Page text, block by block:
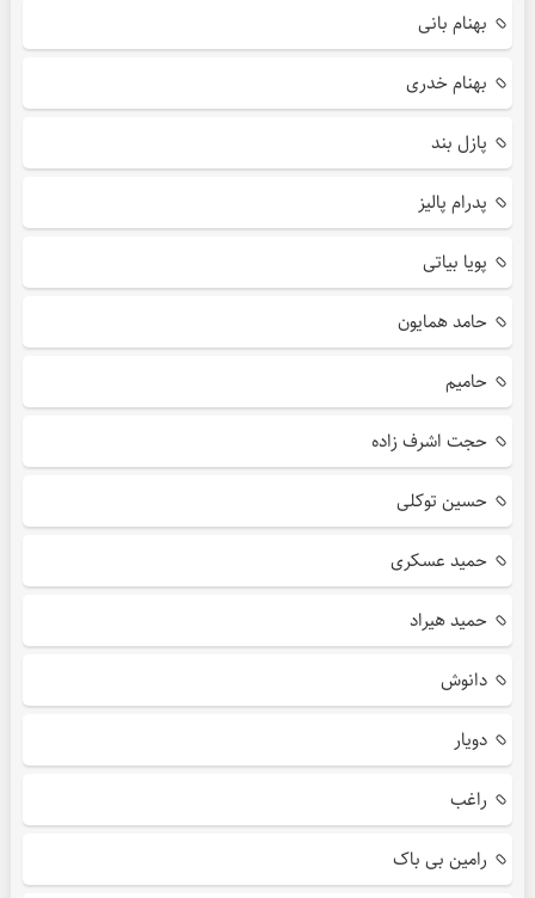
بهنام بانی
بهنام خدری
پازل بند
پدرام پالیز
پویا بیاتی
حامد همایون
حامیم
حجت اشرف زاده
حسین توکلی
حمید عسکری
حمید هیراد
دانوش
دویار
راغب
رامین بی باک